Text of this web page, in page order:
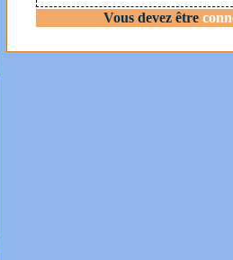
Vous devez être